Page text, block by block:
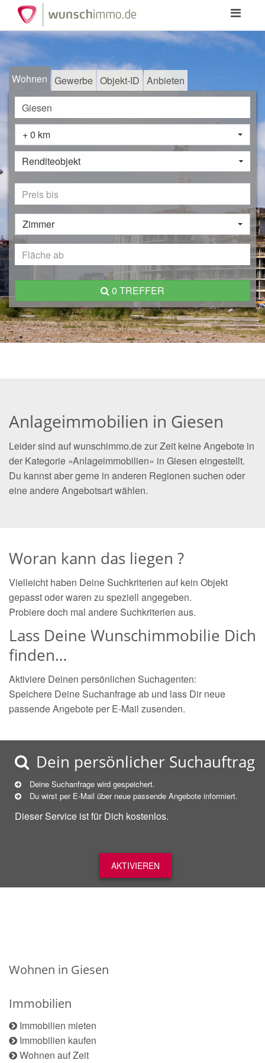
Toggle
Wohnen Gewerbe Objekt-ID Anbieten
+ 0 km
Renditeobjekt
Zimmer
0 TREFFER
Anlageimmobilien in Giesen
Leider sind auf wunschimmo.de zur Zeit keine Angebote in
der Kategorie »Anlageimmobilien« in Giesen eingestellt.
Du kannst aber gerne in anderen Regionen suchen oder
eine andere Angebotsart wählen.
Woran kann das liegen ?
Vielleicht haben Deine Suchkriterien auf kein Objekt
gepasst oder waren zu speziell angegeben.
Probiere doch mal andere Suchkriterien aus.
Lass Deine Wunschimmobilie Dich
finden…
Aktiviere Deinen persönlichen Suchagenten:
Speichere Deine Suchanfrage ab und lass Dir neue
passende Angebote per E-Mail zusenden.
Dein persönlicher Suchauftrag
Deine Suchanfrage wird gespeichert.
Du wirst per E-Mail über neue passende Angebote informiert.
Dieser Service ist für Dich kostenlos.
AKTIVIEREN
Wohnen in Giesen
Immobilien
Immobilien mieten
Immobilien kaufen
Wohnen auf Zeit